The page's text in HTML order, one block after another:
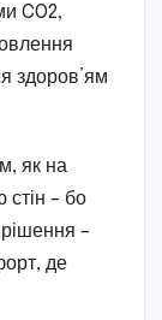
CO2,
здоров’ям
як на
стін – бо
–
де